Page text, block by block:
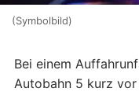
(Symbolbild)
Bei einem
Autobahn 5 kurz